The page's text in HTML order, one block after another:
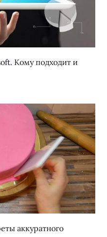
Кому подходит и
аккуратного